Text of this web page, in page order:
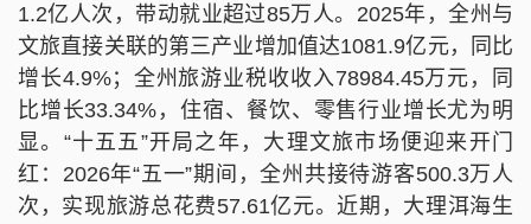
1.2亿人次，带动就业超过85万人。2025年，全州与
文旅直接关联的第三产业增加值达1081.9亿元，同比
增长4.9%；全州旅游业税收收入78984.45万元，同
比增长33.34%，住宿、餐饮、零售行业增长尤为明
显。“十五五”开局之年，大理文旅市场便迎来开门
红：2026年“五一”期间，全州共接待游客500.3万人
次，实现旅游总花费57.61亿元。近期，大理洱海生